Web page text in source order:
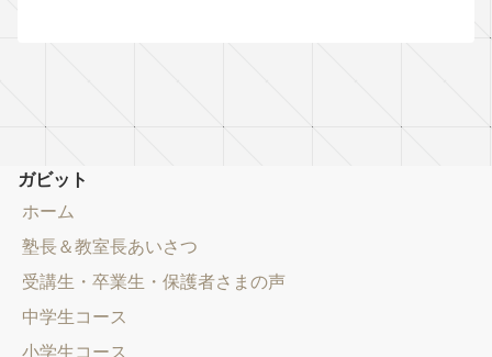
ガビット
ホーム
塾長＆教室長あいさつ
受講生・卒業生・保護者さまの声
中学生コース
小学生コース